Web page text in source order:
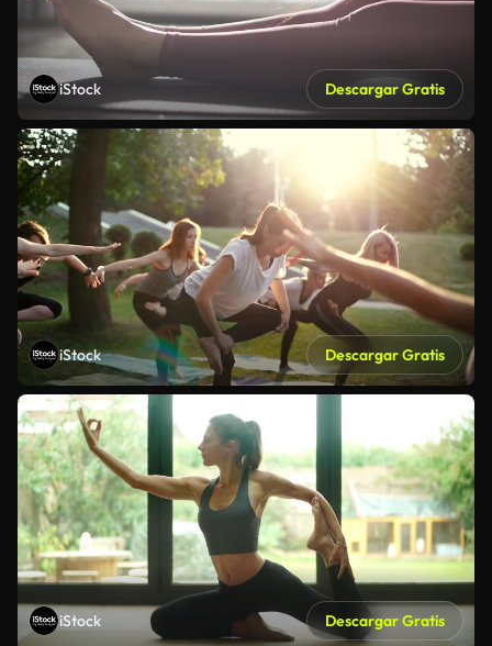
iStock Descargar Gratis
iStock Descargar Gratis
iStock Descargar Gratis